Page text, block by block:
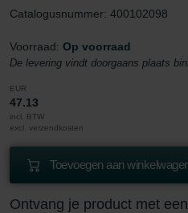
Catalogusnummer: 400102098
Voorraad: Op voorraad
De levering vindt doorgaans plaats
EUR
47.13
incl. BTW
excl. verzendkosten
Toevoegen aan
Ontvang je product met